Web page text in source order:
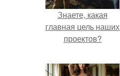
Знаете, какая
главная цель наших
проектов?